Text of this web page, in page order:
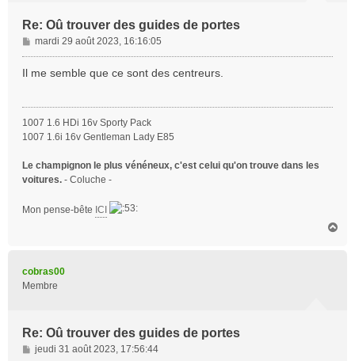
Re: Oû trouver des guides de portes
M
e
s
g
e
mardi 29 août 2023, 16:16:05
Il me semble que ce sont des centreurs.
1007 1.6 HDi 16v Sporty Pack
1007 1.6i 16v Gentleman Lady E85
Le champignon le plus vénéneux, c'est celui qu'on trouve dans les
voitures. - Coluche -
Mon pense-bête ICI
cobras00
Membre
Re: Oû trouver des guides de portes
M
jeudi 31 août 2023, 17:56:44